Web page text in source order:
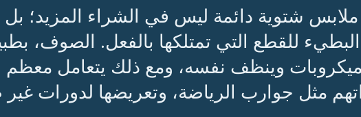
ملابس شتوية دائمة ليس في الشراء المزيد؛
البطيء للقطع التي تمتلكها بالفعل. الصوف،
وينظف نفسه، ومع ذلك يتعامل معظم
مثل جوارب الرياضة، وتعريضها لدورات